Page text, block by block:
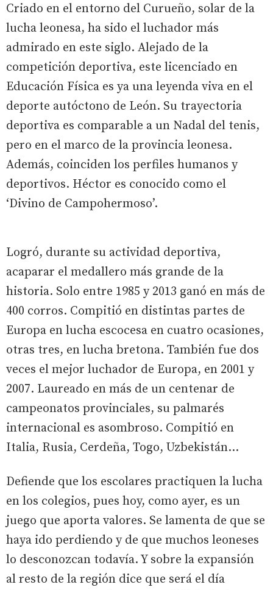
Criado en el entorno del Curueño, solar de la
lucha leonesa, ha sido el luchador más
admirado en este siglo. Alejado de la
competición deportiva, este licenciado en
Educación Física es ya una leyenda viva en el
deporte autóctono de León. Su trayectoria
deportiva es comparable a un Nadal del tenis,
pero en el marco de la provincia leonesa.
Además, coinciden los perfiles humanos y
deportivos. Héctor es conocido como el
‘Divino de Campohermoso’.
Logró, durante su actividad deportiva,
acaparar el medallero más grande de la
historia. Solo entre 1985 y 2013 ganó en más de
400 corros. Compitió en distintas partes de
Europa en lucha escocesa en cuatro ocasiones,
otras tres, en lucha bretona. También fue dos
veces el mejor luchador de Europa, en 2001 y
2007. Laureado en más de un centenar de
campeonatos provinciales, su palmarés
internacional es asombroso. Compitió en
Italia, Rusia, Cerdeña, Togo, Uzbekistán...
Defiende que los escolares practiquen la lucha
en los colegios, pues hoy, como ayer, es un
juego que aporta valores. Se lamenta de que se
haya ido perdiendo y de que muchos leoneses
lo desconozcan todavía. Y sobre la expansión
al resto de la región dice que será el día